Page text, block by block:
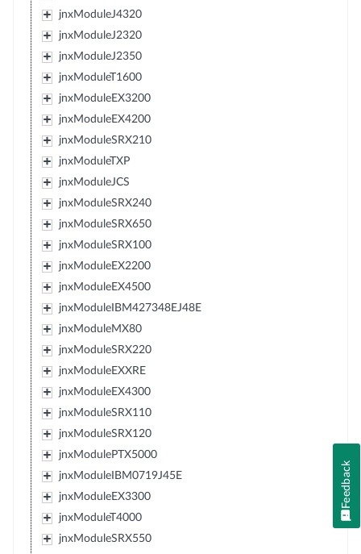
jnxModuleJ4320
jnxModuleJ2320
jnxModuleJ2350
jnxModuleT1600
jnxModuleEX3200
jnxModuleEX4200
jnxModuleSRX210
jnxModuleTXP
jnxModuleJCS
jnxModuleSRX240
jnxModuleSRX650
jnxModuleSRX100
jnxModuleEX2200
jnxModuleEX4500
jnxModuleIBM427348EJ48E
jnxModuleMX80
jnxModuleSRX220
jnxModuleEXXRE
jnxModuleEX4300
jnxModuleSRX110
jnxModuleSRX120
jnxModulePTX5000
jnxModuleIBM0719J45E
jnxModuleEX3300
jnxModuleT4000
jnxModuleSRX550
Feedback